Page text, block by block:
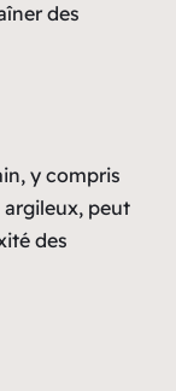
des
y compris
argileux, peut
des